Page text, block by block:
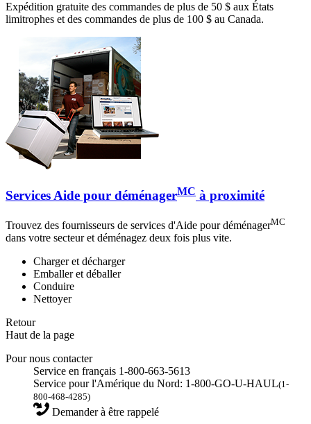
Expédition gratuite des commandes de plus de 50 $ aux États
limitrophes et des commandes de plus de 100 $ au Canada.
Services Aide pour déménagerMC à proximité
Trouvez des fournisseurs de services d'Aide pour déménagerMC
dans votre secteur et déménagez deux fois plus vite.
Charger et décharger
Emballer et déballer
Conduire
Nettoyer
Retour
Haut de la page
Pour nous contacter
Service en français 1-800-663-5613
Service pour l'Amérique du Nord: 1-800-GO-U-HAUL(1-
800-468-4285)
Demander à être rappelé